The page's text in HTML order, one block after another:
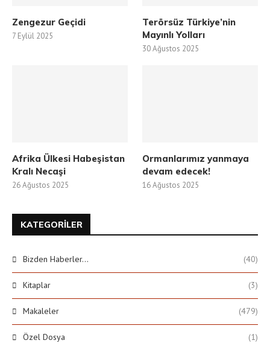
Zengezur Geçidi
7 Eylül 2025
Terörsüz Türkiye’nin
Mayınlı Yolları
30 Ağustos 2025
Afrika Ülkesi Habeşistan
Kralı Necaşi
26 Ağustos 2025
Ormanlarımız yanmaya
devam edecek!
16 Ağustos 2025
KATEGORILER
Bizden Haberler… (40)
Kitaplar (3)
Makaleler (479)
Özel Dosya (1)